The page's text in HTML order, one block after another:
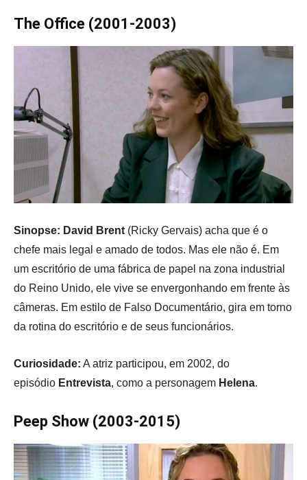
The Office (2001-2003)
Sinopse: David Brent (Ricky Gervais) acha que é o
chefe mais legal e amado de todos. Mas ele não é. Em
um escritório de uma fábrica de papel na zona industrial
do Reino Unido, ele vive se envergonhando em frente às
câmeras. Em estilo de Falso Documentário, gira em torno
da rotina do escritório e de seus funcionários.
Curiosidade: A atriz participou, em 2002, do
episódio Entrevista, como a personagem Helena.
Peep Show (2003-2015)